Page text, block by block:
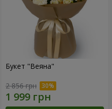
Букет "Веяна"
2 856 грн